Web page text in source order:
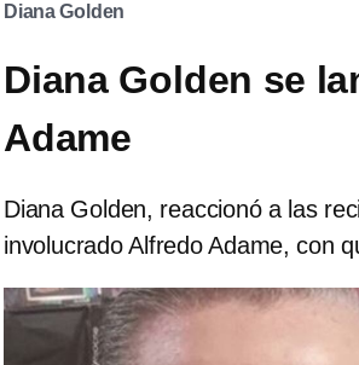
Diana Golden
Diana Golden se
Adame
Diana Golden, reaccionó a las
involucrado Alfredo Adame, con